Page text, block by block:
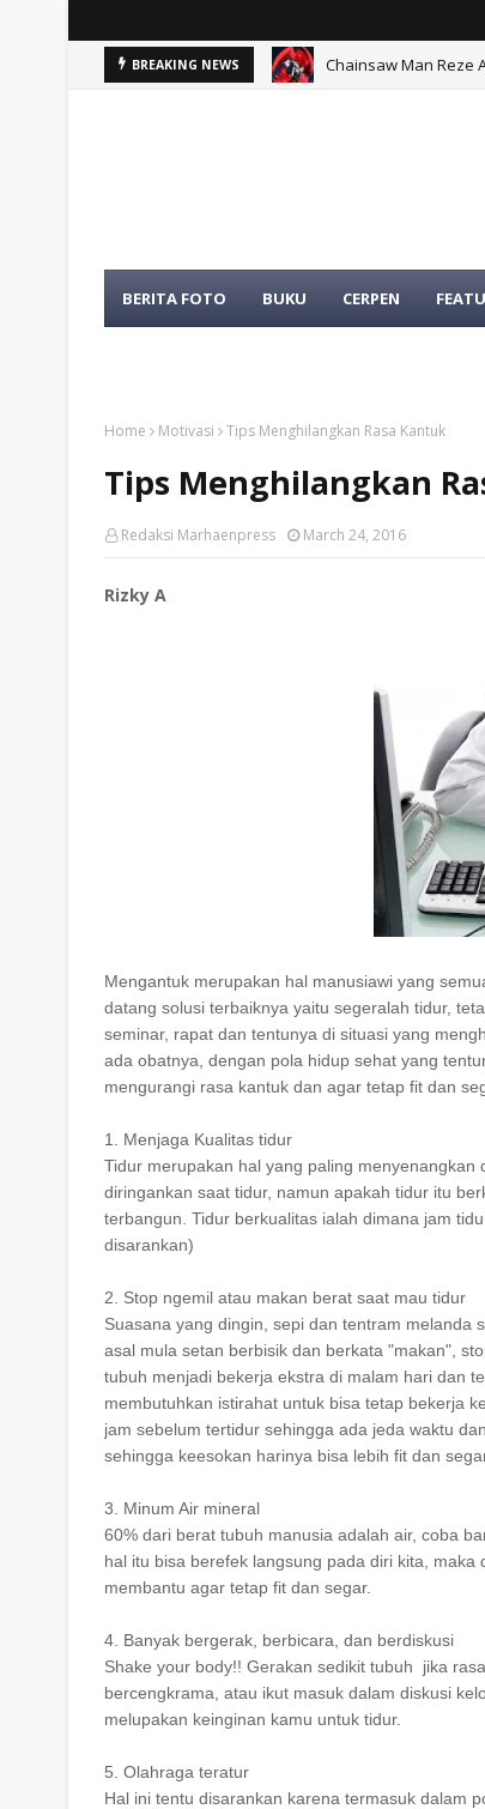
BREAKING NEWS Chainsaw Man Reze
BERITA FOTO BUKU CERPEN
Home Motivasi Tips Menghilangkan Rasa Kantuk
Tips Menghilangkan
Redaksi Marhaenpress March 24, 2016
Rizky A
Mengantuk merupakan hal manusiawi yang
datang solusi terbaiknya yaitu segeralah tidur,
seminar, rapat dan tentunya di situasi yang
ada obatnya, dengan pola hidup sehat yang
mengurangi rasa kantuk dan agar tetap fit dan
1. Menjaga Kualitas tidur
Tidur merupakan hal yang paling
diringankan saat tidur, namun apakah tidur itu
terbangun. Tidur berkualitas ialah dimana jam
disarankan)
2. Stop ngemil atau makan berat saat mau tidur
Suasana yang dingin, sepi dan tentram melanda
asal mula setan berbisik dan berkata "makan",
tubuh menjadi bekerja ekstra di malam hari dan
membutuhkan istirahat untuk bisa tetap bekerja
jam sebelum tertidur sehingga ada jeda waktu
sehingga keesokan harinya bisa lebih fit dan
3. Minum Air mineral
60% dari berat tubuh manusia adalah air, coba
hal itu bisa berefek langsung pada diri kita,
membantu agar tetap fit dan segar.
4. Banyak bergerak, berbicara, dan berdiskusi
Shake your body!! Gerakan sedikit tubuh jika
bercengkrama, atau ikut masuk dalam diskusi
melupakan keinginan kamu untuk tidur.
5. Olahraga teratur
Hal ini tentu disarankan karena termasuk dalam